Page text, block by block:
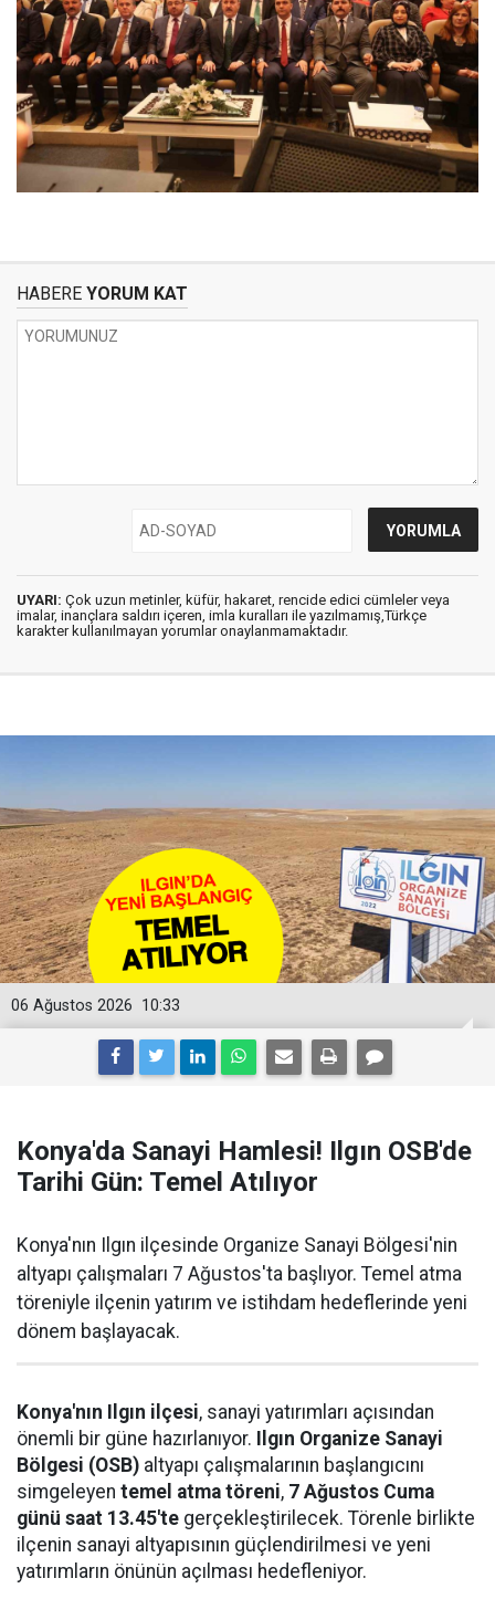
HABERE YORUM KAT
UYARI: Çok uzun metinler, küfür, hakaret, rencide edici cümleler veya
imalar, inançlara saldırı içeren, imla kuralları ile yazılmamış,Türkçe
karakter kullanılmayan yorumlar onaylanmamaktadır.
10:33
06 Ağustos 2026
Konya'da Sanayi Hamlesi! Ilgın OSB'de
Tarihi Gün: Temel Atılıyor
Konya'nın Ilgın ilçesinde Organize Sanayi Bölgesi'nin
altyapı çalışmaları 7 Ağustos'ta başlıyor. Temel atma
töreniyle ilçenin yatırım ve istihdam hedeflerinde yeni
dönem başlayacak.
Konya'nın Ilgın ilçesi, sanayi yatırımları açısından
önemli bir güne hazırlanıyor.
Ilgın Organize Sanayi
Bölgesi (OSB) altyapı çalışmalarının başlangıcını
simgeleyen temel atma töreni, 7 Ağustos Cuma
günü saat 13.45'te gerçekleştirilecek. Törenle birlikte
ilçenin sanayi altyapısının güçlendirilmesi ve yeni
yatırımların önünün açılması hedefleniyor.